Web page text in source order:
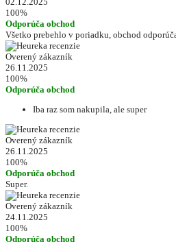
100%
Odporúča obchod
Všetko prebehlo v poriadku, obchod
Overený zákazník
26.11.2025
100%
Odporúča obchod
Iba raz som nakupila, ale super
Overený zákazník
26.11.2025
100%
Odporúča obchod
Super.
Overený zákazník
24.11.2025
100%
Odporúča obchod